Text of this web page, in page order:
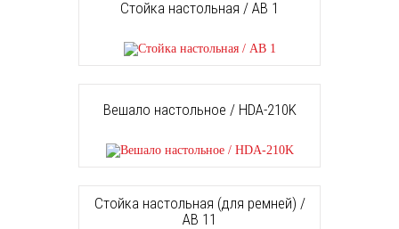
Стойка настольная / AB 1
Вешало настольное / HDA-210K
Стойка настольная (для ремней) /
AB 11